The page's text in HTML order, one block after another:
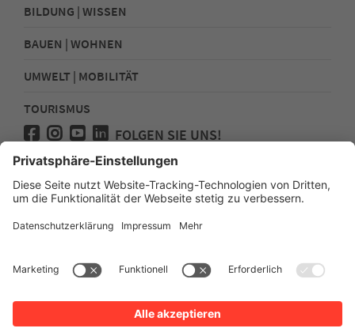
BILDUNG | WISSEN
BAUEN | WOHNEN
UMWELT | MOBILITÄT
TOURISMUS
FOLGEN SIE UNS!
Presse
Kontakt
Impressum
Sitemap